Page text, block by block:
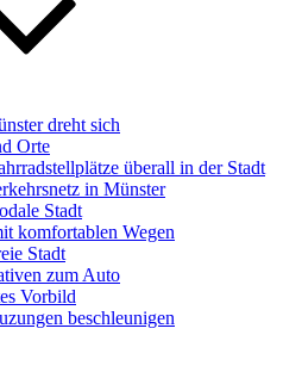
dreht sich
Orte
überall in der Stadt
in Münster
Stadt
komfortablen Wegen
Stadt
zum Auto
Vorbild
beschleunigen